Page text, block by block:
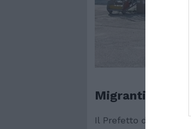
Migranti, in
Il Prefetto di